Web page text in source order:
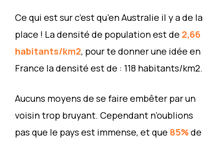
Ce qui est sur c’est qu’en Australie il y a de la
place ! La densité de population est de 2,66
habitants/km2, pour te donner une idée en
France la densité est de : 118 habitants/km2.
Aucuns moyens de se faire embêter par un
voisin trop bruyant. Cependant n’oublions
pas que le pays est immense, et que 85%de